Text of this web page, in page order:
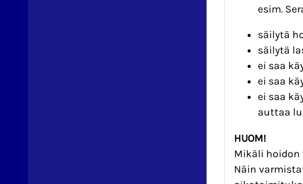
esim.
säilytä
säilytä
ei saa
ei saa
ei saa
auttaa
HUOM!
Mikäli hoidon
Näin